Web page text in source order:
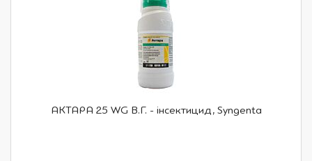
АКТАРА 25 WG В.Г. - інсектицид, Syngenta